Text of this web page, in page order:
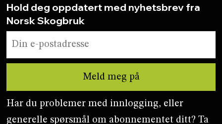
Hold deg oppdatert med nyhetsbrev fra
Norsk Skogbruk
Har du problemer med innlogging, eller
generelle spørsmål om abonnementet ditt? Ta